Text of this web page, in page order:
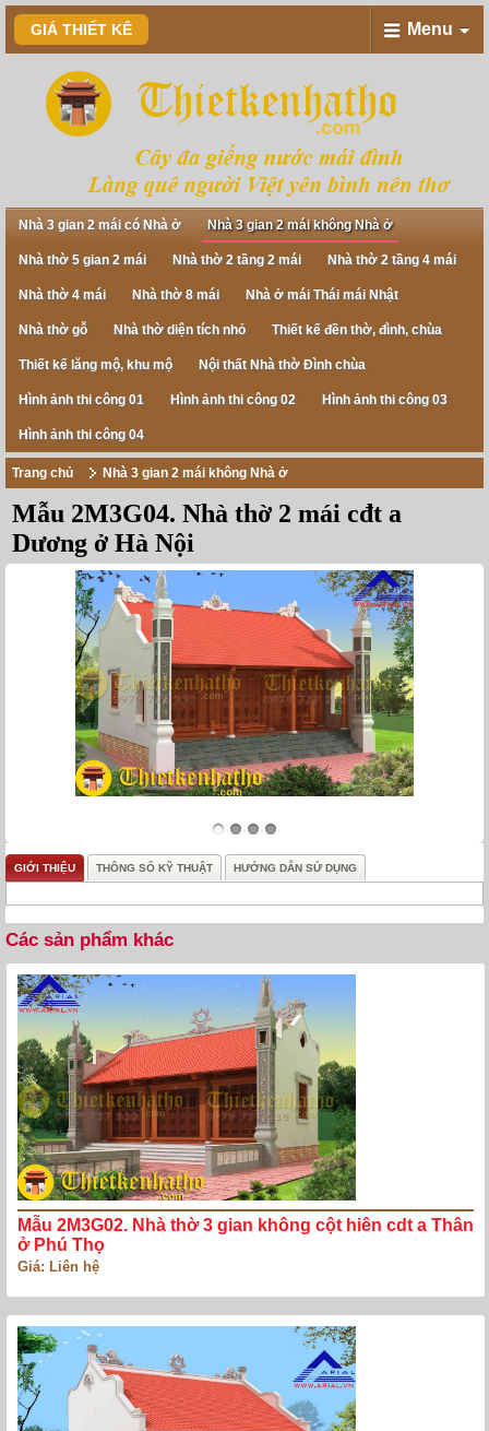
GIÁ THIẾT KÊ Menu
Nhà 3 gian 2 mái có Nhà ở Nhà 3 gian 2 mái không Nhà ở
Nhà thờ 5 gian 2 mái Nhà thờ 2 tầng 2 mái Nhà thờ 2 tầng 4 mái
Nhà thờ 4 mái Nhà thờ 8 mái Nhà ở mái Thái mái Nhật
Nhà thờ gỗ Nhà thờ diện tích nhỏ Thiết kế đền thờ, đình, chùa
Thiết kế lăng mộ, khu mộ Nội thất Nhà thờ Đình chùa
Hình ảnh thi công 01 Hình ảnh thi công 02 Hình ảnh thi công 03
Hình ảnh thi công 04
Trang chủ Nhà 3 gian 2 mái không Nhà ở
Mẫu 2M3G04. Nhà thờ 2 mái cđt a
Dương ở Hà Nội
GIỚI THIỆU THÔNG SỐ KỸ THUẬT HƯỚNG DẪN SỬ DỤNG
Các sản phẩm khác
Mẫu 2M3G02. Nhà thờ 3 gian không cột hiên cdt a Thân
ở Phú Thọ
Giá: Liên hệ